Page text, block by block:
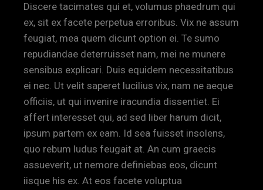
Discere tacimates qui et, volumus phaedrum qui
ex, sit ex facete perpetua erroribus. Vix ne assum
feugiat, mea quem dicunt option ei. Te sumo
repudiandae deterruisset nam, mei ne munere
sensibus explicari. Duis equidem necessitatibus
ei nec. Ut velit saperet lucilius vix, nam ne aeque
officiis, ut qui invenire iracundia dissentiet. Ei
affert interesset qui, ad sed liber harum dicit,
ipsum partem ex eam. Id sea fuisset insolens,
quo rebum ludus feugait at. An cum graecis
assueverit, ut nemore definiebas eos, dicunt
iisque his ex. At eos facete voluptua